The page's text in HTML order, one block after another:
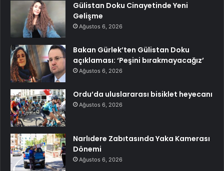
Gülistan Doku Cinayetinde Yeni
Gelişme
Ağustos 6, 2026
Bakan Gürlek’ten Gülistan Doku
açıklaması: ‘Peşini bırakmayacağız’
Ağustos 6, 2026
Ordu’da uluslararası bisiklet heyecanı
Ağustos 6, 2026
Narlıdere Zabıtasında Yaka Kamerası
Dönemi
Ağustos 6, 2026